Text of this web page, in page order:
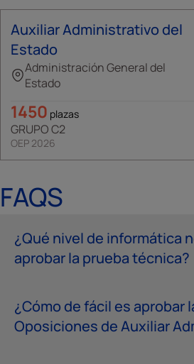
Auxiliar Administrativo del
Estado
Administración General del
Estado
1450 plazas
GRUPO C2
OEP 2026
FAQS
¿Qué nivel de informática
aprobar la prueba técnica?
¿Cómo de fácil es aprobar
Oposiciones de Auxiliar